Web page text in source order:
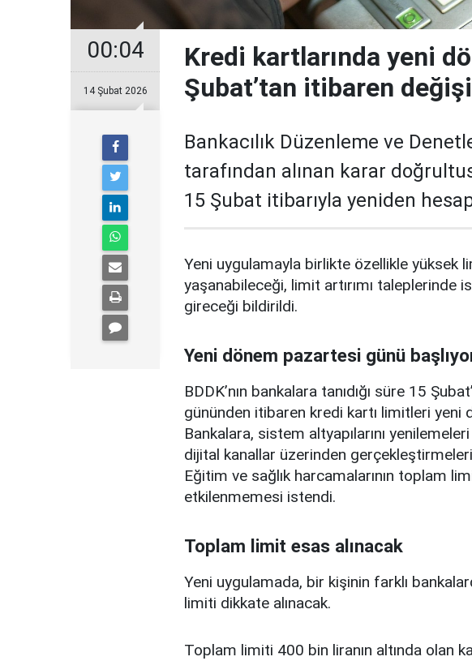
00:04
14 Şubat 2026
Kredi kartlarında yeni
Şubat’tan itibaren
Bankacılık Düzenleme ve
tarafından alınan karar
15 Şubat itibarıyla yeniden
Yeni uygulamayla birlikte özellikle yüksek
yaşanabileceği, limit artırımı taleplerinde
gireceği bildirildi.
Yeni dönem pazartesi günü
BDDK’nın bankalara tanıdığı süre 15
gününden itibaren kredi kartı limitleri yeni
Bankalara, sistem altyapılarını
dijital kanallar üzerinden
Eğitim ve sağlık harcamalarının toplam
etkilenmemesi istendi.
Toplam limit esas alınacak
Yeni uygulamada, bir kişinin farklı
limiti dikkate alınacak.
Toplam limiti 400 bin liranın altında olan